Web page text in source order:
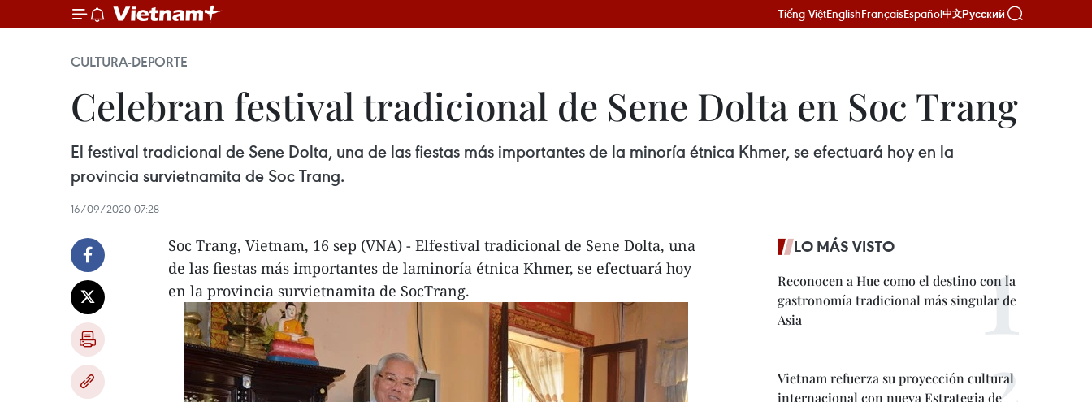
Tiếng ViệtEnglishFrançaisEspañol中文Русский
CULTURA-DEPORTE
Celebran festival tradicional de Sene Dolta en Soc Trang
El festival tradicional de Sene Dolta, una de las fiestas más importantes de la minoría étnica Khmer, se efectuará hoy en la
provincia survietnamita de Soc Trang.
16/09/2020 07:28
Soc Trang, Vietnam, 16 sep (VNA) - Elfestival tradicional de Sene Dolta, una
de las fiestas más importantes de laminoría étnica Khmer, se efectuará hoy
en la provincia survietnamita de SocTrang.
LO MÁS VISTO
Reconocen a Hue como el destino con la
gastronomía tradicional más singular de
Asia
Vietnam refuerza su proyección cultural
internacional con nueva Estrategia de